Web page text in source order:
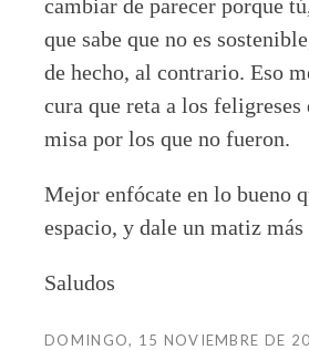
cambiar de parecer porque
que sabe que no es
de hecho, al contrario. Eso
cura que reta a los feligreses
misa por los que no fueron.
Mejor enfócate en lo bueno
espacio, y dale un matiz
Saludos
DOMINGO, 15 NOVIEMBRE DE